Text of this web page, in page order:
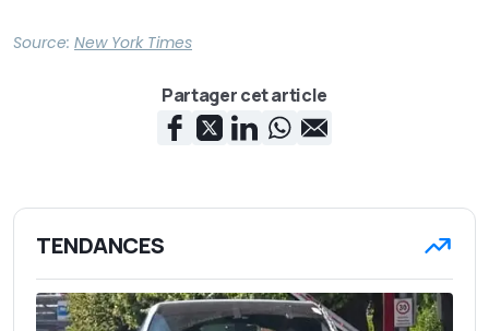
Source: New York Times
Partager cet article
TENDANCES